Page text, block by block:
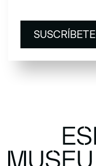
SUSCRÍBETE
SUSCRÍBETE